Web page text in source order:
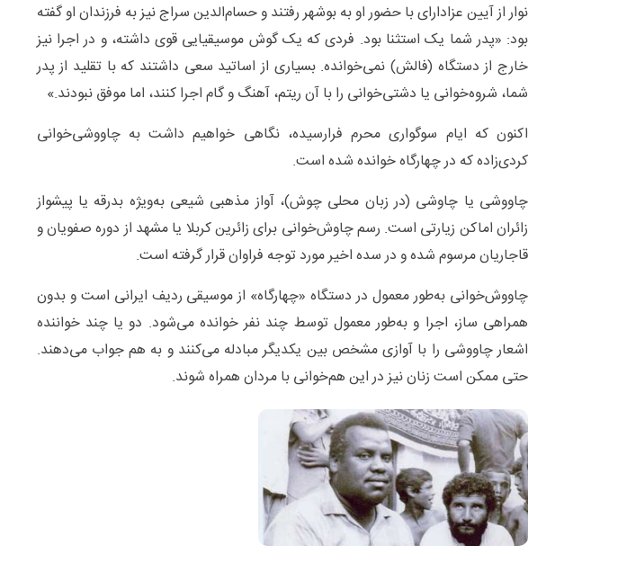
نوار از آیین عزادارای با حضور او به بوشهر رفتند و حسام‌الدین سراج نیز به فرزندان او گفته
بود: «پدر شما یک استثنا بود. فردی که یک گوش موسیقیایی قوی داشته، و در اجرا نیز
خارج از دستگاه (فالش) نمی‌خوانده. بسیاری از اساتید سعی داشتند که با تقلید از پدر
شما، شروه‌خوانی یا دشتی‌خوانی را با آن ریتم، آهنگ و گام اجرا کنند، اما موفق نبودند.»
اکنون که ایام سوگواری محرم فرارسیده، نگاهی خواهیم داشت به چاووشی‌خوانی
کردی‌زاده که در چهارگاه خوانده شده است.
چاووشی یا چاوشی (در زبان محلی چوش)، آواز مذهبی شیعی به‌ویژه بدرقه یا پیشواز
زائران اماکن زیارتی است. رسم چاوش‌خوانی برای زائرین کربلا یا مشهد از دوره صفویان و
قاجاریان مرسوم شده و در سده اخیر مورد توجه فراوان قرار گرفته است.
چاووش‌خوانی به‌طور معمول در دستگاه «چهارگاه» از موسیقی ردیف ایرانی است و بدون
همراهی ‌ساز، اجرا و به‌طور معمول توسط چند نفر خوانده می‌شود. دو یا چند خواننده
اشعار چاووشی را با آوازی مشخص بین یکدیگر مبادله می‌کنند و به هم جواب می‌دهند.
حتی ممکن است زنان نیز در این هم‌خوانی با مردان همراه شوند.